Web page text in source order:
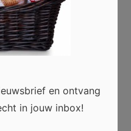
en ontvang
in jouw inbox!